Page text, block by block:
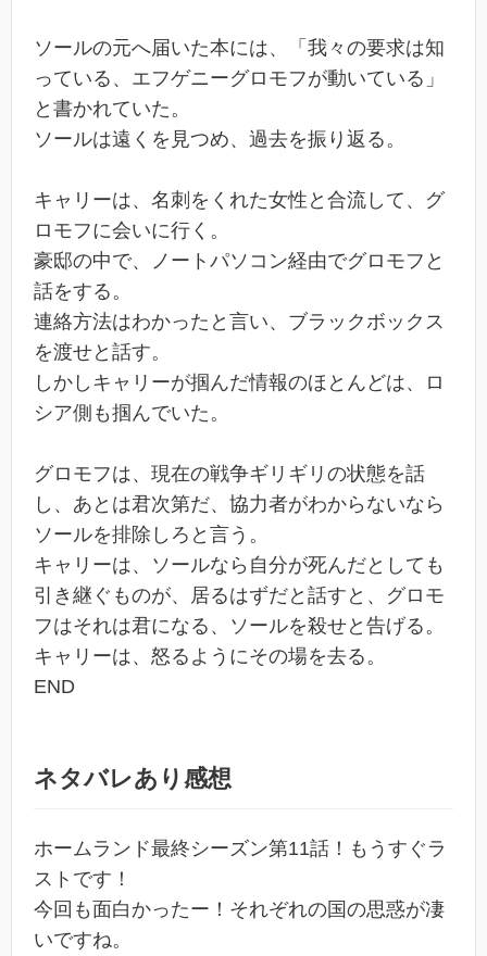
ソールの元へ届いた本には、「我々の要求は知
っている、エフゲニーグロモフが動いている」
と書かれていた。
ソールは遠くを見つめ、過去を振り返る。
キャリーは、名刺をくれた女性と合流して、グ
ロモフに会いに行く。
豪邸の中で、ノートパソコン経由でグロモフと
話をする。
連絡方法はわかったと言い、ブラックボックス
を渡せと話す。
しかしキャリーが掴んだ情報のほとんどは、ロ
シア側も掴んでいた。
グロモフは、現在の戦争ギリギリの状態を話
し、あとは君次第だ、協力者がわからないなら
ソールを排除しろと言う。
キャリーは、ソールなら自分が死んだとしても
引き継ぐものが、居るはずだと話すと、グロモ
フはそれは君になる、ソールを殺せと告げる。
キャリーは、怒るようにその場を去る。
END
ネタバレあり感想
ホームランド最終シーズン第11話！もうすぐラ
ストです！
今回も面白かったー！それぞれの国の思惑が凄
いですね。